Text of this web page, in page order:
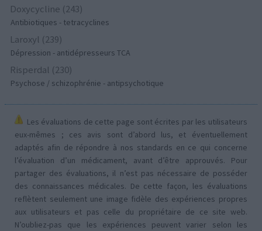
Doxycycline (243)
Antibiotiques - tetracyclines
Laroxyl (239)
Dépression - antidépresseurs TCA
Risperdal (230)
Psychose / schizophrénie - antipsychotique
Les évaluations de cette page sont écrites par les utilisateurs
eux-mêmes ; ces avis sont d’abord lus, et éventuellement
adaptés afin de répondre à nos standards en ce qui concerne
l’évaluation d’un médicament, avant d’être approuvés. Pour
partager des évaluations, il n’est pas nécessaire de posséder
des connaissances médicales. De cette façon, les évaluations
reflètent seulement une image fidèle des expériences propres
aux utilisateurs et pas celle du propriétaire de ce site web.
N’oubliez-pas que les expériences peuvent varier selon les